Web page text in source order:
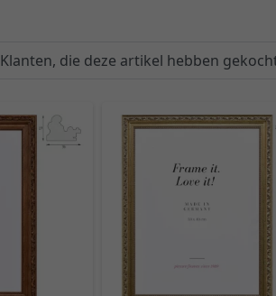
Klanten, die deze artikel hebben